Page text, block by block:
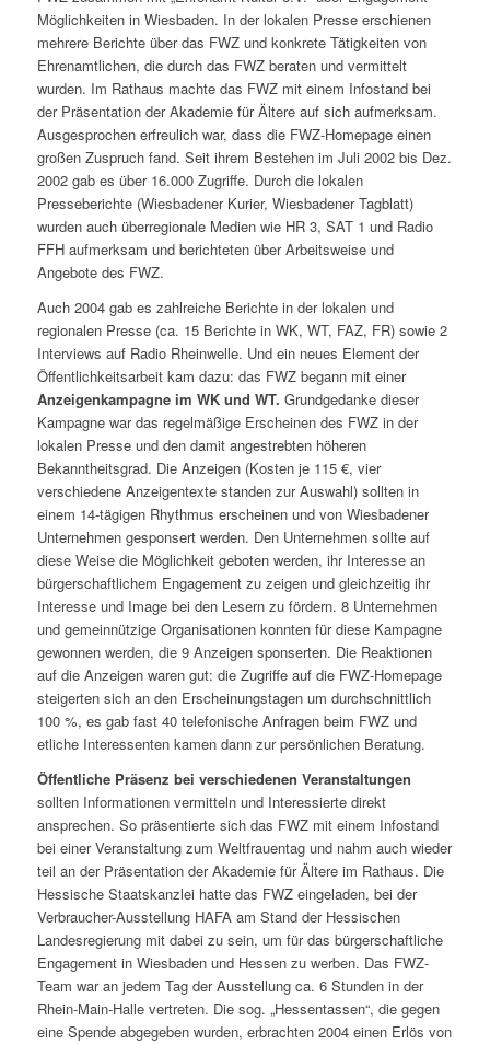
Möglichkeiten in Wiesbaden. In der lokalen Presse erschienen
mehrere Berichte über das FWZ und konkrete Tätigkeiten von
Ehrenamtlichen, die durch das FWZ beraten und vermittelt
wurden. Im Rathaus machte das FWZ mit einem Infostand bei
der Präsentation der Akademie für Ältere auf sich aufmerksam.
Ausgesprochen erfreulich war, dass die FWZ-Homepage einen
großen Zuspruch fand. Seit ihrem Bestehen im Juli 2002 bis Dez.
2002 gab es über 16.000 Zugriffe. Durch die lokalen
Presseberichte (Wiesbadener Kurier, Wiesbadener Tagblatt)
wurden auch überregionale Medien wie HR 3, SAT 1 und Radio
FFH aufmerksam und berichteten über Arbeitsweise und
Angebote des FWZ.
Auch 2004 gab es zahlreiche Berichte in der lokalen und
regionalen Presse (ca. 15 Berichte in WK, WT, FAZ, FR) sowie 2
Interviews auf Radio Rheinwelle. Und ein neues Element der
Öffentlichkeitsarbeit kam dazu: das FWZ begann mit einer
Anzeigenkampagne im WK und WT. Grundgedanke dieser
Kampagne war das regelmäßige Erscheinen des FWZ in der
lokalen Presse und den damit angestrebten höheren
Bekanntheitsgrad. Die Anzeigen (Kosten je 115 €, vier
verschiedene Anzeigentexte standen zur Auswahl) sollten in
einem 14-tägigen Rhythmus erscheinen und von Wiesbadener
Unternehmen gesponsert werden. Den Unternehmen sollte auf
diese Weise die Möglichkeit geboten werden, ihr Interesse an
bürgerschaftlichem Engagement zu zeigen und gleichzeitig ihr
Interesse und Image bei den Lesern zu fördern. 8 Unternehmen
und gemeinnützige Organisationen konnten für diese Kampagne
gewonnen werden, die 9 Anzeigen sponserten. Die Reaktionen
auf die Anzeigen waren gut: die Zugriffe auf die FWZ-Homepage
steigerten sich an den Erscheinungstagen um durchschnittlich
100 %, es gab fast 40 telefonische Anfragen beim FWZ und
etliche Interessenten kamen dann zur persönlichen Beratung.
Öffentliche Präsenz bei verschiedenen Veranstaltungen
sollten Informationen vermitteln und Interessierte direkt
ansprechen. So präsentierte sich das FWZ mit einem Infostand
bei einer Veranstaltung zum Weltfrauentag und nahm auch wieder
teil an der Präsentation der Akademie für Ältere im Rathaus. Die
Hessische Staatskanzlei hatte das FWZ eingeladen, bei der
Verbraucher-Ausstellung HAFA am Stand der Hessischen
Landesregierung mit dabei zu sein, um für das bürgerschaftliche
Engagement in Wiesbaden und Hessen zu werben. Das FWZ-
Team war an jedem Tag der Ausstellung ca. 6 Stunden in der
Rhein-Main-Halle vertreten. Die sog. „Hessentassen“, die gegen
eine Spende abgegeben wurden, erbrachten 2004 einen Erlös von